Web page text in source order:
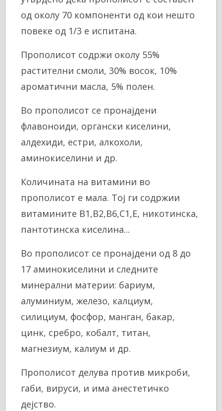
од околу 70 компоненти од кои нешто
повеке од 1/3 е испитана.
Прополисот содржи околу 55%
растителни смоли, 30% восок, 10%
ароматични масла, 5% полен.
Во прополисот се пронајдени
флавоноиди, органски киселини,
алдехиди, естри, алкохоли,
аминокиселини и др.
Количината на витамини во
прополисот е мала. Тој ги содржии
витамините В1,В2,В6,С1,Е, никотинска,
пантотинска киселина...
Во прополисот се пронајдени од 8 до
17 аминокиселини и следните
минерални материи: бариум,
алуминиум, железо, калциум,
силициум, фосфор, манган, бакар,
цинк, сребро, кобалт, титан,
магнезиум, калиум и др.
Прополисот делува против микроби,
габи, вируси, и има анестетичко
дејство.